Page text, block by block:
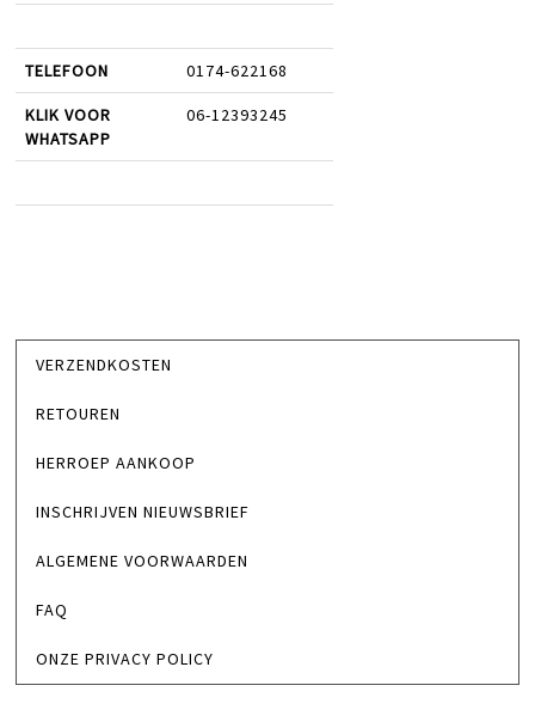
TELEFOON 0174-622168
KLIK VOOR
WHATSAPP
06-12393245
VERZENDKOSTEN
RETOUREN
HERROEP AANKOOP
INSCHRIJVEN NIEUWSBRIEF
ALGEMENE VOORWAARDEN
FAQ
ONZE PRIVACY POLICY